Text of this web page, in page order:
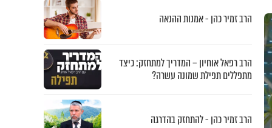
הרב זמיר כהן - אמנות ההנאה
הרב רפאל אוחיון – המדריך למתחזק: כיצד
מתפללים תפילת שמונה עשרה?
הרב זמיר כהן - להתחזק בהדרגה